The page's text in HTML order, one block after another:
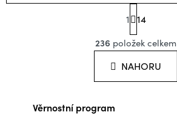
O
v
l
á
S
t
r
á
n
k
1
14
236 položek celkem
NAHORU
Věrnostní program